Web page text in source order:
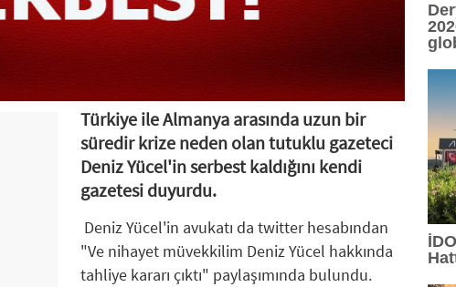
Türkiye ile Almanya arasında uzun bir
süredir krize neden olan tutuklu gazeteci
Deniz Yücel'in serbest kaldığını kendi
gazetesi duyurdu.
Deniz Yücel'in avukatı da twitter hesabından
"Ve nihayet müvekkilim Deniz Yücel hakkında
tahliye kararı çıktı" paylaşımında bulundu.